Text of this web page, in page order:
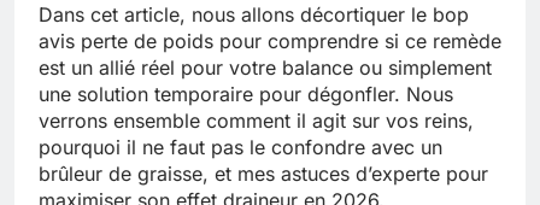
Dans cet article, nous allons décortiquer le bop
avis perte de poids pour comprendre si ce remède
est un allié réel pour votre balance ou simplement
une solution temporaire pour dégonfler. Nous
verrons ensemble comment il agit sur vos reins,
pourquoi il ne faut pas le confondre avec un
brûleur de graisse, et mes astuces d’experte pour
maximiser son effet draineur en 2026.